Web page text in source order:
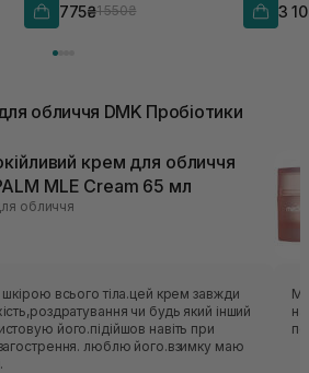
775₴1 550₴ 3
обличчя DMK Пробіотики
крем для обличчя
MLE Cream 65 мл
обличчя
всього тіла.цей крем завжди
чи будь який інший
його.підійшов навіть при
люблю його.взимку маю